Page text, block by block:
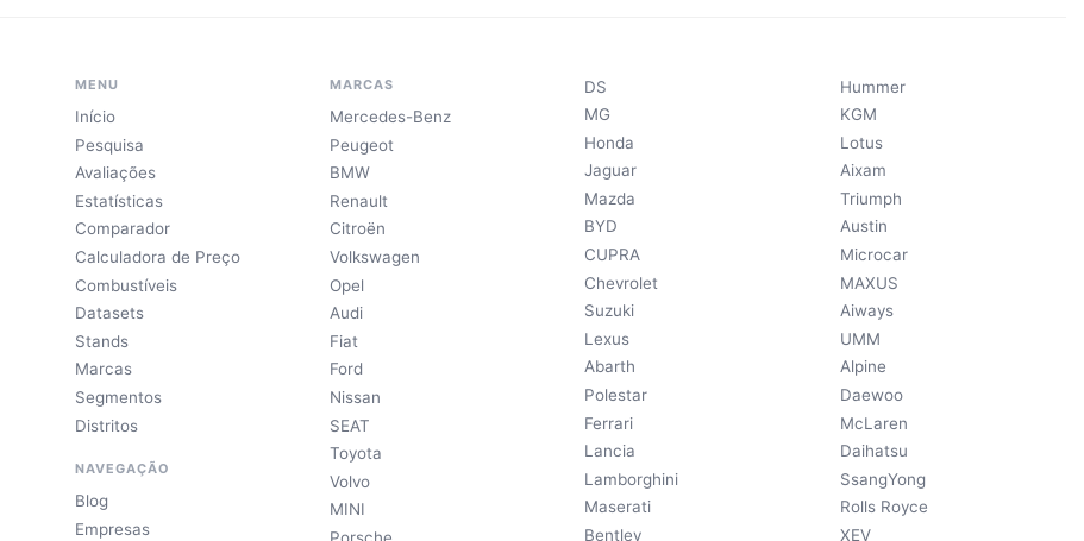
MENU
Início
Pesquisa
Avaliações
Estatísticas
Comparador
Calculadora de Preço
Combustíveis
Datasets
Stands
Marcas
Segmentos
Distritos
NAVEGAÇÃO
Blog
Empresas
MARCAS
Mercedes-Benz
Peugeot
BMW
Renault
Citroën
Volkswagen
Opel
Audi
Fiat
Ford
Nissan
SEAT
Toyota
Volvo
MINI
DS
MG
Honda
Jaguar
Mazda
BYD
CUPRA
Chevrolet
Suzuki
Lexus
Abarth
Polestar
Ferrari
Lancia
Lamborghini
Maserati
Bentley
Hummer
KGM
Lotus
Aixam
Triumph
Austin
Microcar
MAXUS
Aiways
UMM
Alpine
Daewoo
McLaren
Daihatsu
SsangYong
Rolls Royce
XEV